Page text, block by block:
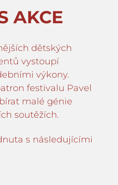
AKCE
dětských
vystoupí
výkony.
festivalu Pavel
malé génie
soutěžích.
s následujícími